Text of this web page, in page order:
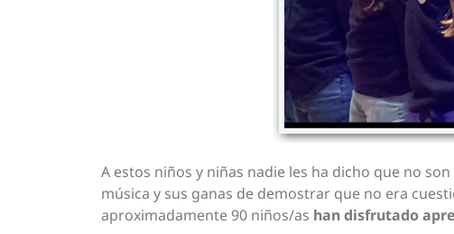
A estos niños y niñas nadie les ha dicho que no
música y sus ganas de demostrar que no era
aproximadamente 90 niños/as han disfrutado